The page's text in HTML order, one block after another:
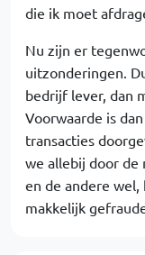
die ik moet
Nu zijn er
uitzonderingen.
bedrijf lever, dan
Voorwaarde is
transacties
we allebij door de
en de andere wel,
makkelijk